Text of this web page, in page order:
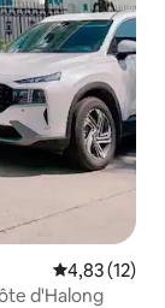
Évaluation
4,83 (12)
d'Halong